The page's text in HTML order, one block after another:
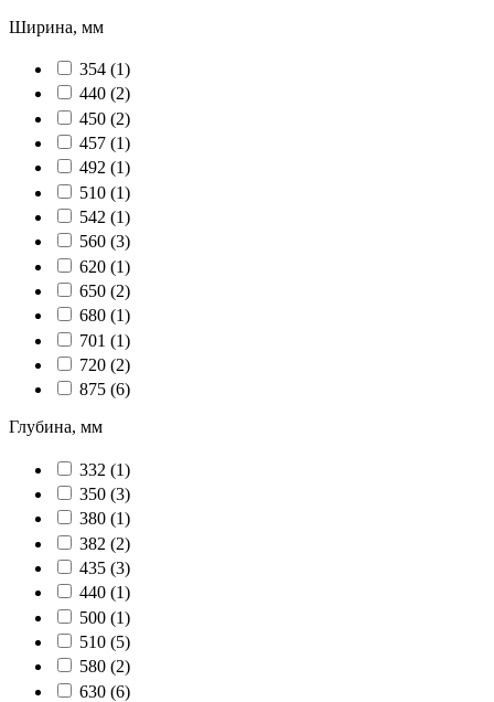
Ширина, мм
354 (1)
440 (2)
450 (2)
457 (1)
492 (1)
510 (1)
542 (1)
560 (3)
620 (1)
650 (2)
680 (1)
701 (1)
720 (2)
875 (6)
Глубина, мм
332 (1)
350 (3)
380 (1)
382 (2)
435 (3)
440 (1)
500 (1)
510 (5)
580 (2)
630 (6)